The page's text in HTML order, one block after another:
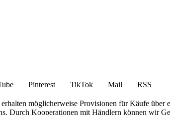
Pinterest TikTok Mail
RSS
möglicherweise Provisionen für Käufe über
Durch Kooperationen mit Händlern können wir